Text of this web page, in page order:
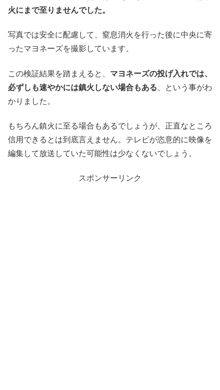
火にまで至りませんでした。
写真では安全に配慮して、窒息消火を行った後に中央に寄
ったマヨネーズを撮影しています。
この検証結果を踏まえると、 マヨネーズの投げ入れでは、
必ずしも速やかには鎮火しない場合もある 、という事がわ
かりました。
もちろん鎮火に至る場合もあるでしょうが、正直なところ
信用できるとは到底言えません。テレビが恣意的に映像を
編集して放送していた可能性は少なくないでしょう。
スポンサーリンク